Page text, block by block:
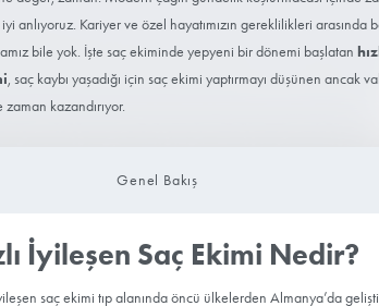
HIZLI
Saç ekiminde yepyeni ve konforlu bir
Yaşamımızın en kıymetli hazinesi, ne yaparsak
ekimi, saç kaybı yaşadığı için saç ekimi
hız ve zaman kazandırıyor.